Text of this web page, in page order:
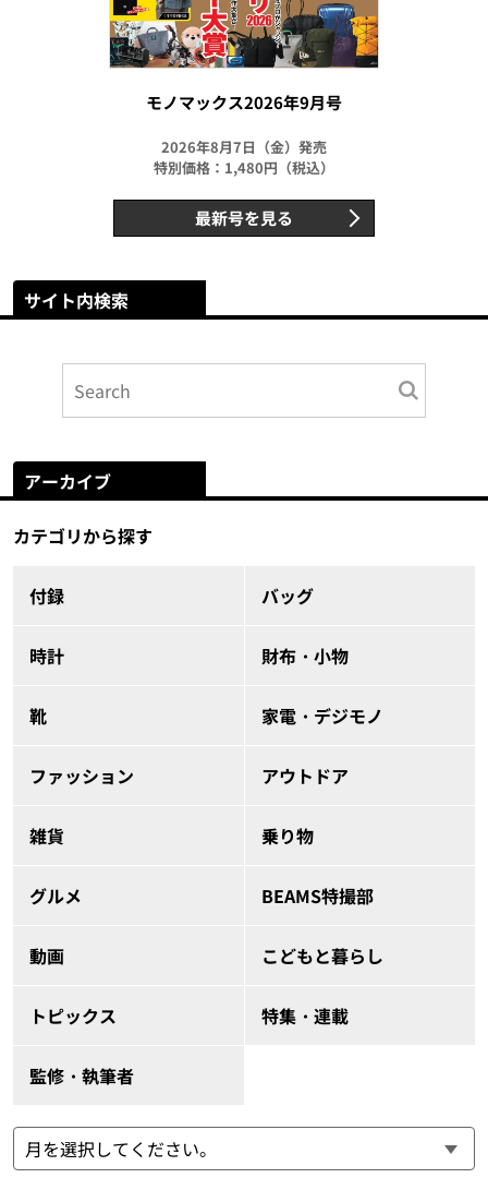
モノマックス2026年9月号
2026年8月7日（金）発売
特別価格：1,480円（税込）
最新号を見る
サイト内検索
アーカイブ
カテゴリから探す
付録 バッグ
時計 財布・小物
靴 家電・デジモノ
ファッション アウトドア
雑貨 乗り物
グルメ BEAMS特撮部
動画 こどもと暮らし
トピックス 特集・連載
監修・執筆者